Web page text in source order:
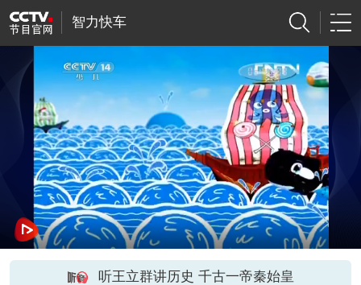
智力快车
听王立群讲历史 千古一帝秦始皇